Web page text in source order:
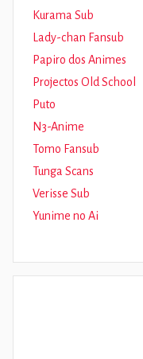
Kurama Sub
Lady-chan Fansub
Papiro dos Animes
Projectos Old School
Puto
N3-Anime
Tomo Fansub
Tunga Scans
Verisse Sub
Yunime no Ai